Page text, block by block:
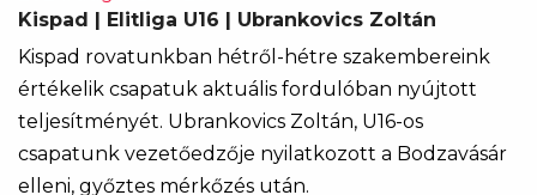
Kispad | Elitliga U16 | Ubrankovics Zoltán
Kispad rovatunkban hétről-hétre szakembereink
értékelik csapatuk aktuális fordulóban nyújtott
teljesítményét. Ubrankovics Zoltán, U16-os
csapatunk vezetőedzője nyilatkozott a Bodzavásár
elleni, győztes mérkőzés után.